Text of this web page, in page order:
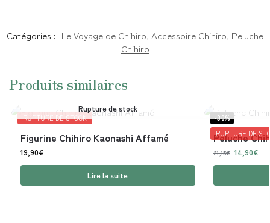
Catégories : Le Voyage de Chihiro, Accessoire Chihiro, Peluche
Chihiro
Produits similaires
RUPTURE DE STOCK
Rupture de stock
Figurine Chihiro Kaonashi Affamé
19,90€
Lire la suite
-30%
RUPTURE DE
Peluche
21,15€ 14,90€